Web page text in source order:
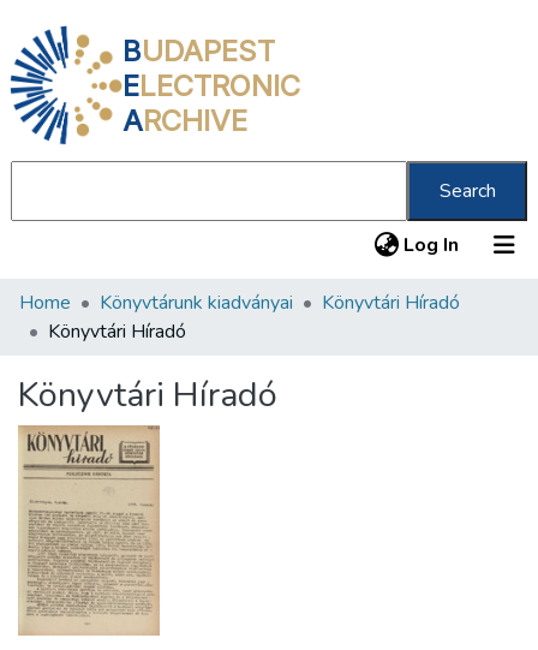
BUDAPEST
ELECTRONIC
ARCHIVE
Search
Log In (current)
Communities & Collections
Statistics
About us
Home Könyvtárunk kiadványai
Könyvtári Híradó
Könyvtári Híradó
Könyvtári Híradó